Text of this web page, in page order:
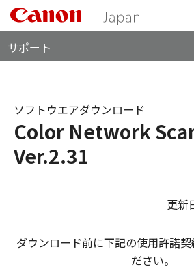
サポート
Color Network
Ver.2.31
ソフトウエアダウンロード
更新
ダウンロード前に下記の使用許諾
ださい。